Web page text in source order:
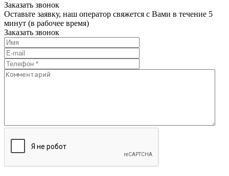
Заказать звонок
Оставьте заявку, наш оператор свяжется с Вами в течение 5
минут (в рабочее время)
Заказать звонок